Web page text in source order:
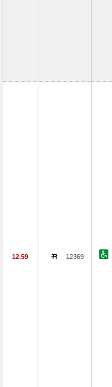
12.59 12369